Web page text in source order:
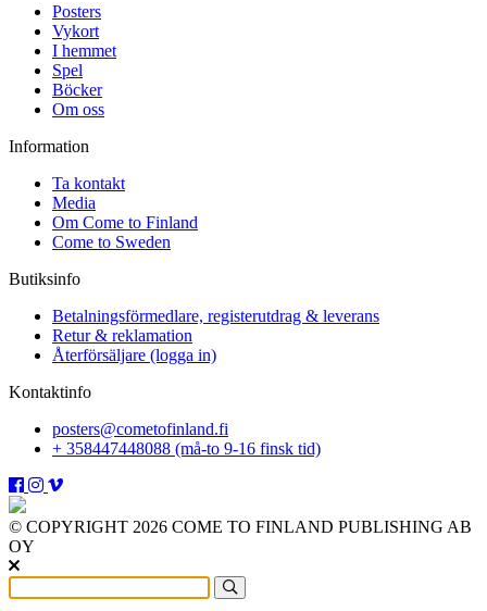
demand
mängd
Posters
Vykort
I hemmet
Spel
Böcker
Om oss
Information
Ta kontakt
Media
Om Come to Finland
Come to Sweden
Butiksinfo
Betalningsförmedlare, registerutdrag & leverans
Retur & reklamation
Återförsäljare (logga in)
Kontaktinfo
posters@cometofinland.fi
+ 358447448088 (må-to 9-16 finsk tid)
© COPYRIGHT 2026 COME TO FINLAND PUBLISHING AB
OY